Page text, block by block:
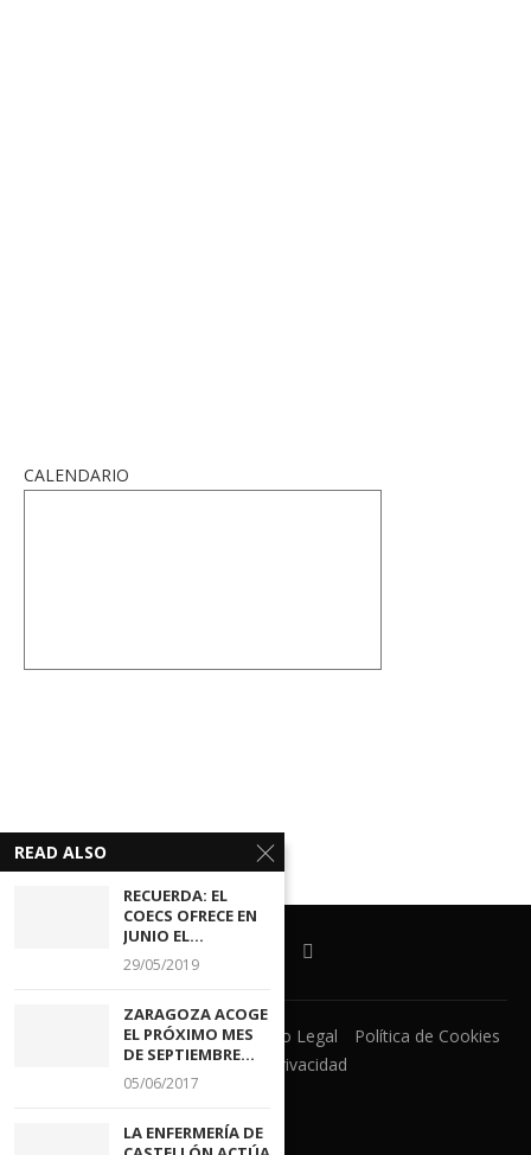
CALENDARIO
Ventanilla Unica CECOVA Aviso Legal
Política de Cookies
Política de Privacidad
READ ALSO
RECUERDA: EL
COECS OFRECE EN
JUNIO EL...
29/05/2019
ZARAGOZA ACOGE
EL PRÓXIMO MES
DE SEPTIEMBRE...
05/06/2017
LA ENFERMERÍA DE